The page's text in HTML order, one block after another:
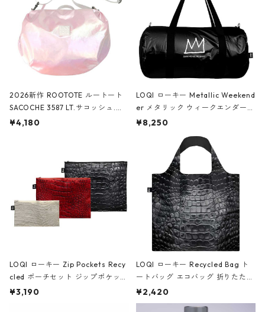
2026新作 ROOTOTE ルートート
SACOCHE 3587 LT.サコッシュ.ル
ミエ-B ショルダーバッグ グロスピ
¥4,180
LOQI ローキー Metallic Weekend
er メタリック ウィークエンダー
ボストンバッグ ショルダーバッグ
Black ジャン=ミッシェル・バスキ
ア/クラウン ブラック
¥8,250
LOQI ローキー Zip Pockets Recy
cled ポーチセット ジップポケット
ファスナーポーチ 撥水加工 トラベ
¥3,190
LOQI ローキー Recycled Bag ト
ートバッグ エコバッグ 折りたたみ
大きめ 撥水加工 収納ポーチ CRO
CODILE/Black クロコダイル/ブラ
¥2,420